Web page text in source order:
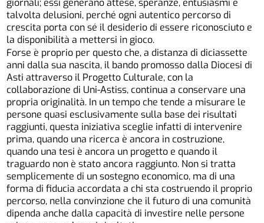
giornali; essi generano attese, speranze, entusiasmi e
talvolta delusioni, perché ogni autentico percorso di
crescita porta con sé il desiderio di essere riconosciuto e
la disponibilità a mettersi in gioco.
Forse è proprio per questo che, a distanza di diciassette
anni dalla sua nascita, il bando promosso dalla Diocesi di
Asti attraverso il Progetto Culturale, con la
collaborazione di Uni-Astiss, continua a conservare una
propria originalità. In un tempo che tende a misurare le
persone quasi esclusivamente sulla base dei risultati
raggiunti, questa iniziativa sceglie infatti di intervenire
prima, quando una ricerca è ancora in costruzione,
quando una tesi è ancora un progetto e quando il
traguardo non è stato ancora raggiunto. Non si tratta
semplicemente di un sostegno economico, ma di una
forma di fiducia accordata a chi sta costruendo il proprio
percorso, nella convinzione che il futuro di una comunità
dipenda anche dalla capacità di investire nelle persone